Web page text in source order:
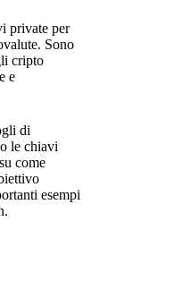
private per
Sono
cripto
e
di
le chiavi
come
esempi